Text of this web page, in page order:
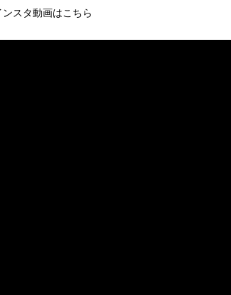
ンスタ動画はこちら